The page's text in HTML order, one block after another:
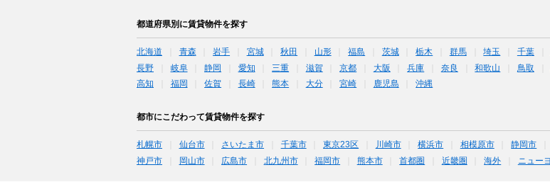
都道府県別に賃貸物件を探す
北海道 青森 岩手 宮城 秋田 山形 福島 茨城 栃木 群馬 埼玉 千葉
長野
岐阜 静岡 愛知 三重 滋賀 京都 大阪 兵庫 奈良 和歌山 鳥取
高知
福岡 佐賀 長崎 熊本 大分 宮崎 鹿児島 沖縄
都市にこだわって賃貸物件を探す
札幌市 仙台市 さいたま市 千葉市 東京23区 川崎市 横浜市 相模原市 静岡市
神戸市
岡山市 広島市 北九州市 福岡市 熊本市 首都圏 近畿圏 海外 ニュー